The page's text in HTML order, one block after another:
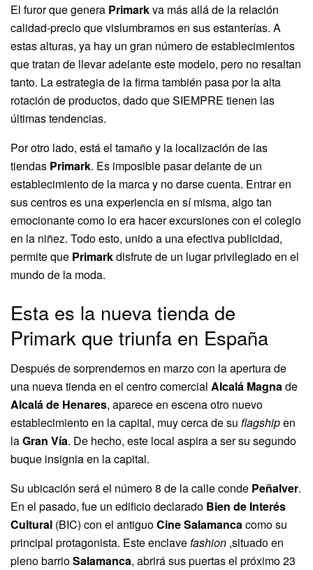
El furor que genera Primarkva más allá de la relación
calidad-precio que vislumbramos en sus estanterías. A
estas alturas, ya hay un gran número de establecimientos
que tratan de llevar adelante este modelo, pero no resaltan
tanto. La estrategia de la firma también pasa por la alta
rotación de productos, dado que SIEMPRE tienen las
últimas tendencias.
Por otro lado, está el tamaño y la localización de las
tiendas Primark. Es imposible pasar delante de un
establecimiento de la marca y no darse cuenta. Entrar en
sus centros es una experiencia en sí misma, algo tan
emocionante como lo era hacer excursiones con el colegio
en la niñez. Todo esto, unido a una efectiva publicidad,
permite que Primarkdisfrute de un lugar privilegiado en el
mundo de la moda.
Esta es la nueva tienda de
Primark que triunfa en España
Después de sorprendernos en marzo con la apertura de
una nueva tienda en el centro comercial Alcalá Magnade
Alcalá de Henares, aparece en escena otro nuevo
establecimiento en la capital, muy cerca de su flagshipen
laGran Vía. De hecho, este local aspira a ser su segundo
buque insignia en la capital.
Su ubicación será el número 8 de la calle conde Peñalver.
En el pasado, fue un edificio declarado Bien de Interés
Cultural (BIC) con el antiguoCine Salamancacomo su
principal protagonista. Este enclavefashion ,situado en
pleno barrioSalamanca, abrirá sus puertas el próximo 23